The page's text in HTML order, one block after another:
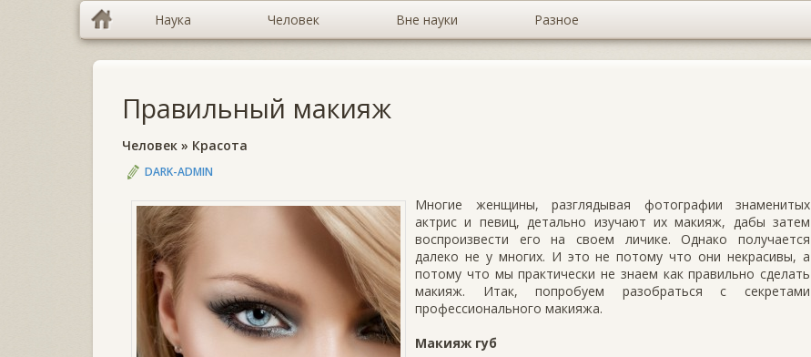
Наука Человек Вне науки Разное
Правильный макияж
Человек » Красота
DARK-ADMIN
Многие женщины, разглядывая фотографии знаменитых
актрис и певиц, детально изучают их макияж, дабы затем
воспроизвести его на своем личике. Однако получается
далеко не у многих. И это не потому что они некрасивы, а
потому что мы практически не знаем как правильно сделать
макияж. Итак, попробуем разобраться с секретами
профессионального макияжа.
Макияж губ